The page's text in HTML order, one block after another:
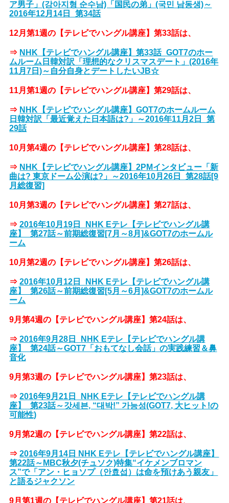
ア男子」(강아지형 순수남)「国民の弟」(국민 남동생)～
2016年12月14日_第34話
12月第1週の【テレビでハングル講座】第33話は、
⇒ NHK【テレビでハングル講座】第33話_GOT7のホー
ムルーム日韓対訳「理想的なクリスマスデート」(2016年
11月7日)～自分自身とデートしたいJB☆
11月第1週の【テレビでハングル講座】第29話は、
⇒ NHK【テレビでハングル講座】GOT7のホームルーム
日韓対訳「最近覚えた日本語は?」～2016年11月2日_第
29話
10月第4週の【テレビでハングル講座】第28話は、
⇒ NHK【テレビでハングル講座】2PMインタビュー「新
曲は? 東京ドーム公演は?」～2016年10月26日_第28話[9
月総復習]
10月第3週の【テレビでハングル講座】第27話は、
⇒2016年10月19日_NHK Eテレ【テレビでハングル講
座】_第27話～前期総復習[7月～8月]&GOT7のホームル
ーム
10月第2週の【テレビでハングル講座】第26話は、
⇒ 2016年10月12日_NHK Eテレ【テレビでハングル講
座】_第26話～前期総復習[5月～6月]&GOT7のホームル
ーム
9月第4週の【テレビでハングル講座】第24話は、
⇒2016年9月28日_NHK Eテレ【テレビでハングル講
座】_第24話～GOT7「おもてなし会話」の実践練習＆鼻
音化
9月第3週の【テレビでハングル講座】第23話は、
⇒2016年9月21日_NHK Eテレ【テレビでハングル講
座】_第23話～갓세븐, “대박!” 가능성(GOT7, 大ヒット!の
可能性)
9月第2週の【テレビでハングル講座】第22話は、
⇒2016年9月14日 NHK Eテレ【テレビでハングル講座】
第22話～MBC秋夕(チュソク)特集“イケメンブロマン
ス”で「アン・ヒョソプ（안효섭）は命を預けあう親友」
と語るジャクソン
9月第1週の【テレビでハングル講座】第21話は、